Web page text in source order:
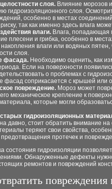
слоя. Влияние морозов
гидроизоляционного слоя.
особенно в местах
так как именно здесь влага
влаги. Влага, попадающая
плесени и грибка, особенно в
влаги или водяных
слоя.
фасада. Необходимо оценить, как
Если на поверхности
о проблемах с
фасад соприкасается с крышей или
повреждение. Мороз может
механическое крепление к
которые могли
гидроизоляционных
давно, стоит обратить внимание
теряют свои свойства,
протечек и
состояния гидроизоляции
Обнаруженные дефекты
ремонтов и повреждений